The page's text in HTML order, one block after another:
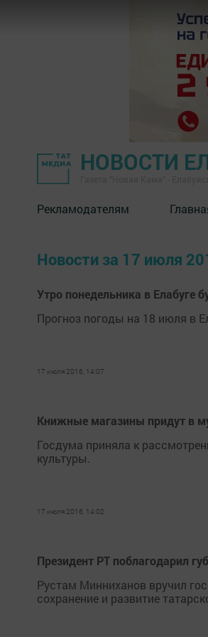
НОВОСТИ
Рекламодателям
Новости за 17 июля
Утро понедельника в Елабуге
Прогноз погоды на 18 июля в
17 июля 2016, 14:07
Книжные магазины придут в
Госдума приняла к
культуры.
17 июля 2016, 14:02
Президент РТ поблагодарил
Рустам Минниханов вручил
сохранение и развитие